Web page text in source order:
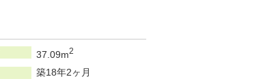
37.09m2
築18年2ヶ月